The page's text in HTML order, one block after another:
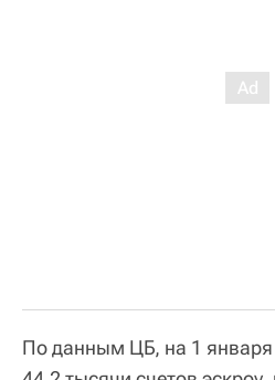
По данным ЦБ, на 1 января